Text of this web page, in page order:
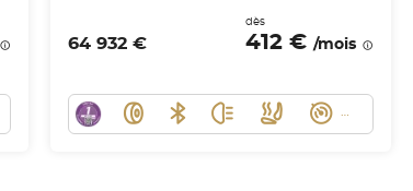
64 932 €
dès
412 € /mois